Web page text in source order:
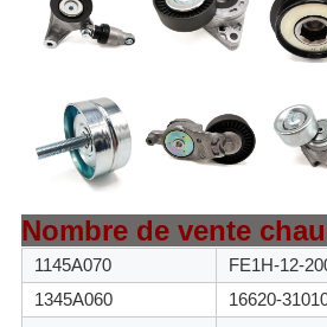
Nombre de vente
1145A070 FE1H-12-
1345A060
16620-